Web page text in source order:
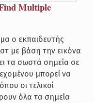
Multiple
ο εκπαιδευτής
με βάση την εικόνα
τα σωστά σημεία σε
μπορεί να
οι τελικοί
όλα τα σημεία